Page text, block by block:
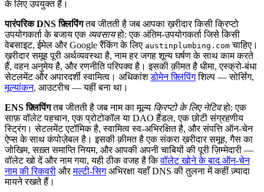
के लिए उपयुक्त हैं।
पारंपरिक DNS फ़्लिपिंगतब जीतती है जब आपका ख़रीदार किसी क्रिप्टो
उपयोगकर्ता के बजाय एक व्यवसायहो: एक अंतिम-उपयोगकर्ता जिसे किसी
वेबसाइट, ईमेल और Google रैंकिंग के लिए austinplumbing.com चाहिए।
ख़रीदार समूह पूरी अर्थव्यवस्था है, नाम हर जगह शून्य घर्षण के साथ काम करते
हैं, वहन अनुमेय है, और रणनीति परिपक्व है। इसकी क़ीमत है धीमा, एस्क्रो-बंधा
सेटलमेंट और अपारदर्शी स्वामित्व। अधिकांशडोमेन फ़्लिपिंगशिल्प — सोर्सिंग,
मूल्यांकन, आउटरीच — यहीं बना था।
ENS फ़्लिपिंगतब जीतती है जब नाम का मूल्य क्रिप्टो के लिए नेटिवहो: एक
साफ़ वॉलेट पहचान, एक प्रोटोकॉल या DAO हैंडल, एक छोटी संग्रहणीय
स्ट्रिंग। सेटलमेंट एटॉमिक है, स्वामित्व स्व-अभिरक्षित है, और संपत्ति ऑन-चेन
ऐप्स के साथ कंपोज़ेबल है। इसकी क़ीमत है एक संकरा ख़रीदार समूह, गैस का
जोखिम, सख़्त समाप्ति नियम, और आपकी अपनी चाबियों की पूरी ज़िम्मेदारी —
वॉलेट खो दें और नाम गया, यही ठीक वजह है किवॉलेट खोने के बाद ऑन-चेन
नाम की रिकवरी औरमल्टी-सिगअभिरक्षा यहाँ DNS की तुलना में कहीं ज़्यादा
मायने रखते हैं।